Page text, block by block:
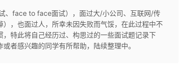
、face to face面试），面过大/小公司、互联网/传
，也面过人，所幸未因失败而气馁，在此过程中不
特此将自己经历过、构思过的一些面试题记录下
者感兴趣的同学有所帮助，陆续整理中。